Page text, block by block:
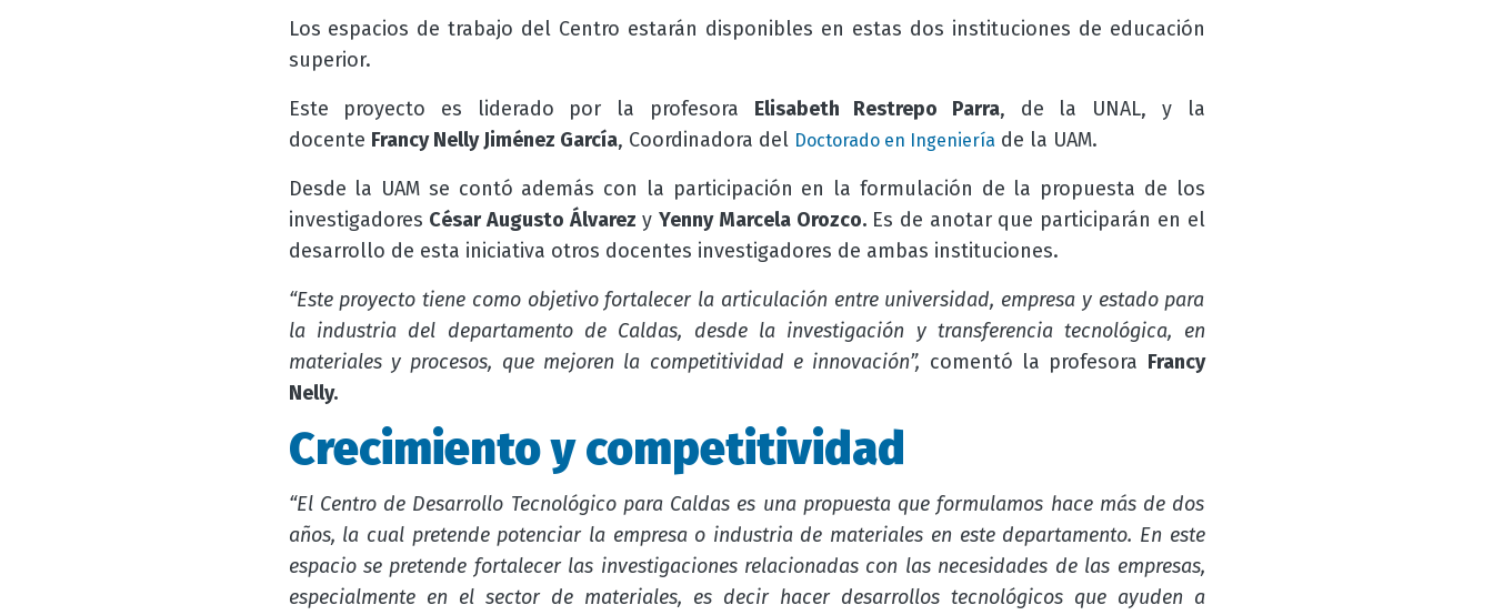
Los espacios de trabajo del Centro estarán disponibles en estas dos instituciones de educación
superior.
Este proyecto es liderado por la profesora Elisabeth Restrepo Parra, de la UNAL, y la
docente Francy Nelly Jiménez García, Coordinadora del Doctorado en Ingenieríade la UAM.
Desde la UAM se contó además con la participación en la formulación de la propuesta de los
investigadores César Augusto Álvarez yYenny Marcela Orozco.Es de anotar que participarán en el
desarrollo de esta iniciativa otros docentes investigadores de ambas instituciones.
“Este proyecto tiene como objetivo fortalecer la articulación entre universidad, empresa y estado para
la industria del departamento de Caldas, desde la investigación y transferencia tecnológica, en
materiales y procesos, que mejoren la competitividad e innovación”, comentó la profesora Francy
Nelly.
Crecimiento y competitividad
“El Centro de Desarrollo Tecnológico para Caldas es una propuesta que formulamos hace más de dos
años, la cual pretende potenciar la empresa o industria de materiales en este departamento. En este
espacio se pretende fortalecer las investigaciones relacionadas con las necesidades de las empresas,
especialmente en el sector de materiales, es decir hacer desarrollos tecnológicos que ayuden a